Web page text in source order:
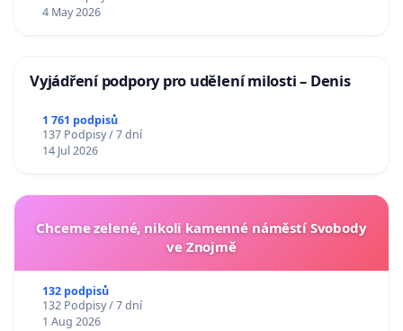
4 May 2026
Vyjádření podpory pro udělení milosti – Denis
1 761 podpisů
137 Podpisy / 7 dní
14 Jul 2026
Chceme zelené, nikoli kamenné náměstí Svobody
ve Znojmě
132 podpisů
132 Podpisy / 7 dní
1 Aug 2026